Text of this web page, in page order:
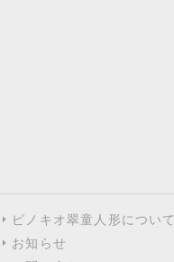
ピノキオ翠童人形について
お知らせ